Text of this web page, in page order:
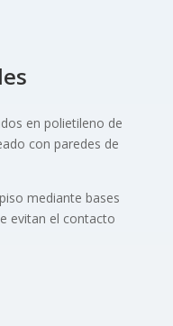
en polietileno de
con paredes de
mediante bases
evitan el contacto